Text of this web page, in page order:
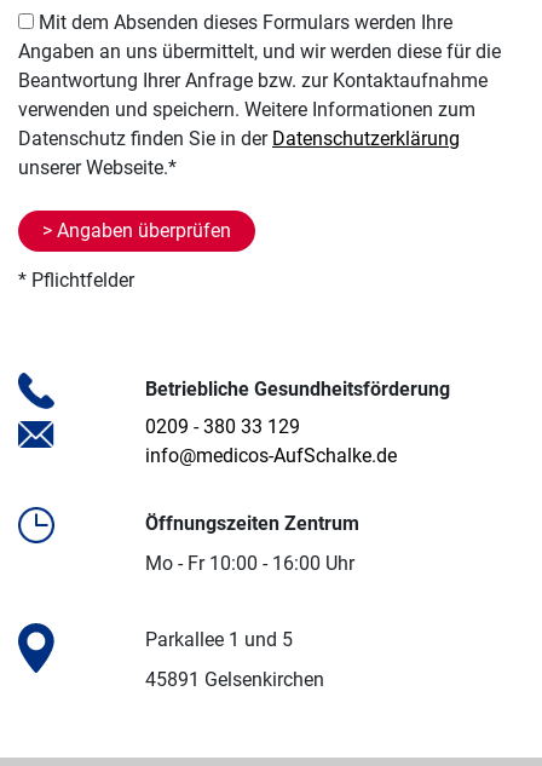
Angaben an uns übermittelt, und wir werden diese für die
Beantwortung Ihrer Anfrage bzw. zur Kontaktaufnahme
verwenden und speichern. Weitere Informationen zum
Datenschutz finden Sie in der Datenschutzerklärung
unserer Webseite.*
* Pflichtfelder
Betriebliche Gesundheitsförderung
0209 - 380 33 129
info@medicos-AufSchalke.de
Öffnungszeiten Zentrum
Mo - Fr 10:00 - 16:00 Uhr
Parkallee 1 und 5
45891 Gelsenkirchen